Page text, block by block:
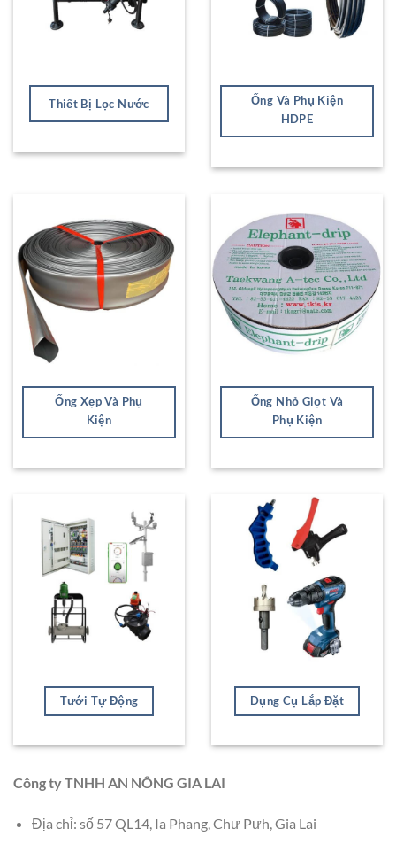
Thiết Bị Lọc Nước
Ống Và Phụ Kiện
HDPE
Ống Xẹp Và Phụ
Kiện
Ống Nhỏ Giọt Và
Phụ Kiện
Tưới Tự Động Dụng Cụ Lắp Đặt
Công ty TNHH AN NÔNG GIA LAI
Địa chỉ: số 57 QL14, Ia Phang, Chư Pưh, Gia Lai